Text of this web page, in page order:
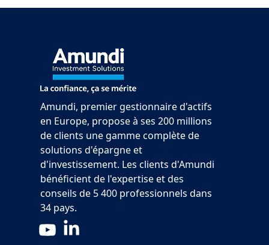
Amundi, premier gestionnaire d'actifs
en Europe, propose à ses 200 millions
de clients une gamme complète de
solutions d'épargne et
d'investissement. Les clients d'Amundi
bénéficient de l'expertise et des
conseils de 5 400 professionnels dans
34 pays.
YouTube